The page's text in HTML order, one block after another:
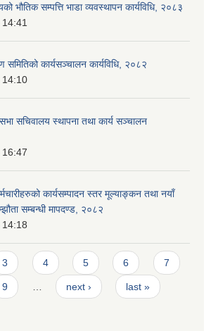
भौतिक सम्पत्ति भाडा व्यवस्थापन कार्यविधि, २०८३
कार्यसञ्चालन कार्यविधि, २०८२
सचिवालय स्थापना तथा कार्य सञ्चालन
कार्यसम्पादन स्तर मूल्याङ्कन तथा नयाँ
सम्बन्धी मापदण्ड, २०८२
3 4 5 6 7
9 … next › last »